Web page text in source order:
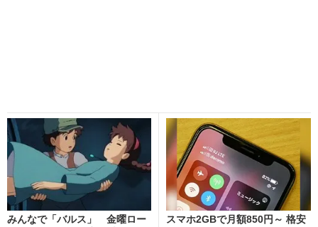
みんなで「バルス」 金曜ロー
スマホ2GBで月額850円～ 格安